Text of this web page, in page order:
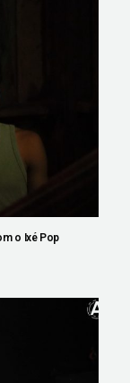
o Ixé Pop